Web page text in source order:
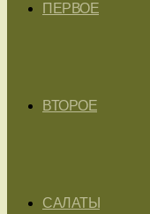
ПЕРВОЕ
ВТОРОЕ
САЛАТЫ